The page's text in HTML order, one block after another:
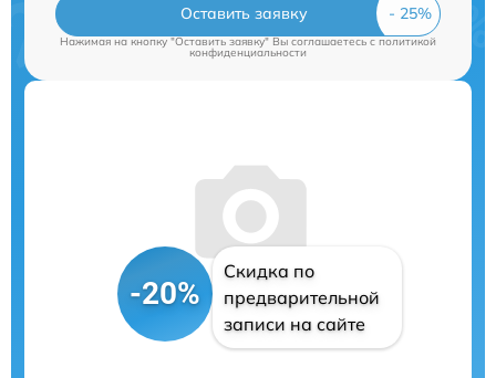
Оставить заявку
Нажимая на кнопку "Оставить заявку" Вы соглашаетесь cполитикой
конфиденциальности
-20%
Скидка по
предварительной
записи на сайте